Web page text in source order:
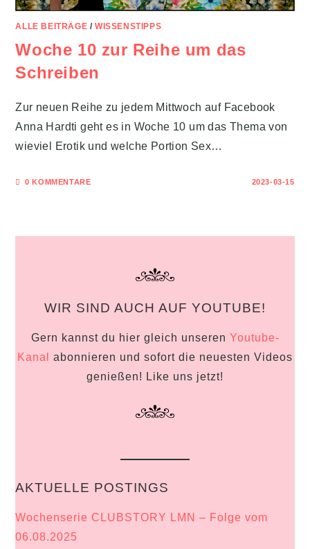
ALLE BEITRÄGE /WISSENSTIPPS
Woche 10 zur Reihe um das
Schreiben
Zur neuen Reihe zu jedem Mittwoch auf Facebook
Anna Hardti geht es in Woche 10 um das Thema von
wieviel Erotik und welche Portion Sex…
0 KOMMENTARE 2023-03-15
WIR SIND AUCH AUF YOUTUBE!
Gern kannst du hier gleich unseren Youtube-
Kanal
abonnieren und sofort die neuesten Videos
genießen! Like uns jetzt!
AKTUELLE POSTINGS
Wochenserie CLUBSTORY LMN – Folge vom
06.08.2025